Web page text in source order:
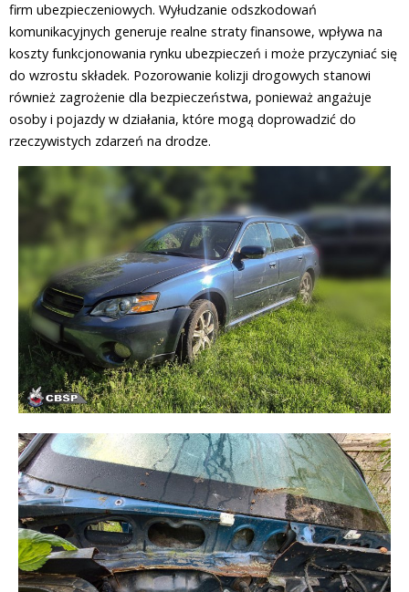
firm ubezpieczeniowych. Wyłudzanie odszkodowań
komunikacyjnych generuje realne straty finansowe, wpływa na
koszty funkcjonowania rynku ubezpieczeń i może przyczyniać się
do wzrostu składek. Pozorowanie kolizji drogowych stanowi
również zagrożenie dla bezpieczeństwa, ponieważ angażuje
osoby i pojazdy w działania, które mogą doprowadzić do
rzeczywistych zdarzeń na drodze.